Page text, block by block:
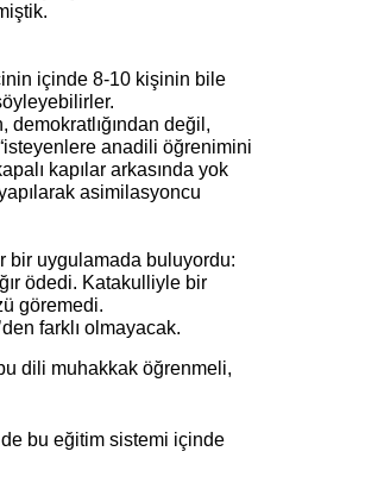
içinde 8-10 kişinin bile
demokratlığından değil,
anadili öğrenimini
kapılar arkasında yok
asimilasyoncu
bir uygulamada buluyordu:
ödedi. Katakulliyle bir
göremedi.
farklı olmayacak.
dili muhakkak öğrenmeli,
de bu eğitim sistemi içinde